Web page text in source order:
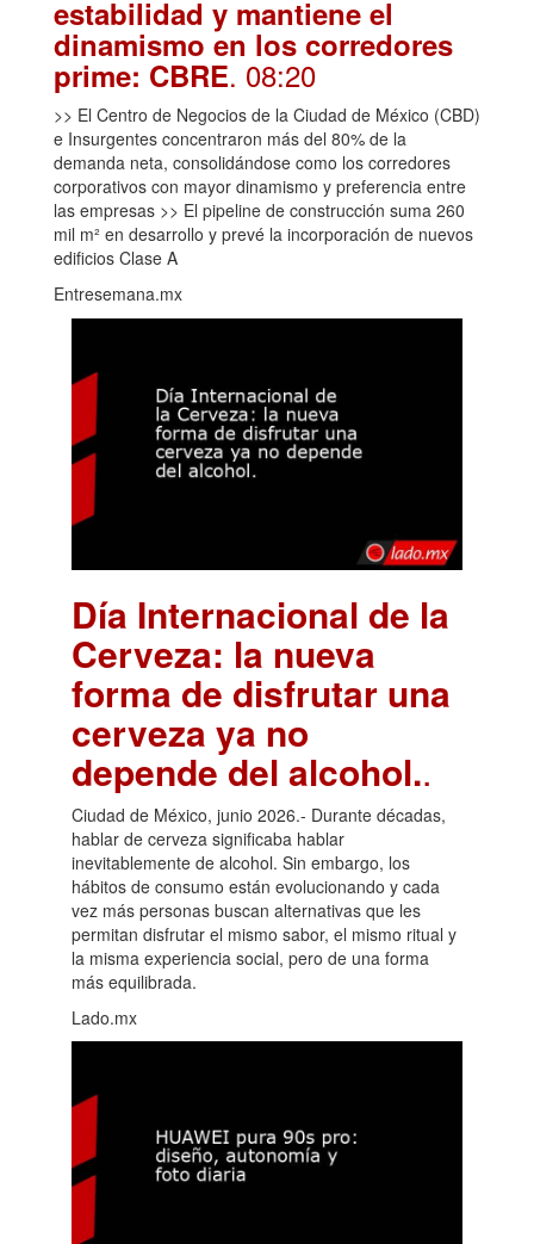
estabilidad y mantiene el
dinamismo en los corredores
prime: CBRE. 08:20
>> El Centro de Negocios de la Ciudad de México (CBD)
e Insurgentes concentraron más del 80% de la
demanda neta, consolidándose como los corredores
corporativos con mayor dinamismo y preferencia entre
las empresas >> El pipeline de construcción suma 260
mil m² en desarrollo y prevé la incorporación de nuevos
edificios Clase A
Entresemana.mx
Día Internacional de la
Cerveza: la nueva
forma de disfrutar una
cerveza ya no
depende del alcohol..
Ciudad de México, junio 2026.- Durante décadas,
hablar de cerveza significaba hablar
inevitablemente de alcohol. Sin embargo, los
hábitos de consumo están evolucionando y cada
vez más personas buscan alternativas que les
permitan disfrutar el mismo sabor, el mismo ritual y
la misma experiencia social, pero de una forma
más equilibrada.
Lado.mx